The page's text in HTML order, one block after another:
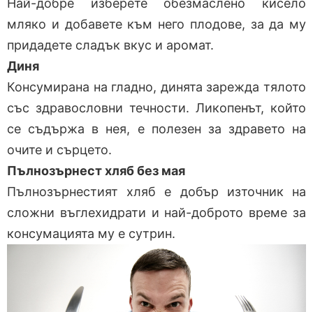
Най-добре изберете обезмаслено кисело
мляко и добавете към него плодове, за да му
придадете сладък вкус и аромат.
Диня
Консумирана на гладно, динята зарежда тялото
със здравословни течности. Ликопенът, който
се съдържа в нея, е полезен за здравето на
очите и сърцето.
Пълнозърнест хляб без мая
Пълнозърнестият хляб е добър източник на
сложни въглехидрати и най-доброто време за
консумацията му е сутрин.